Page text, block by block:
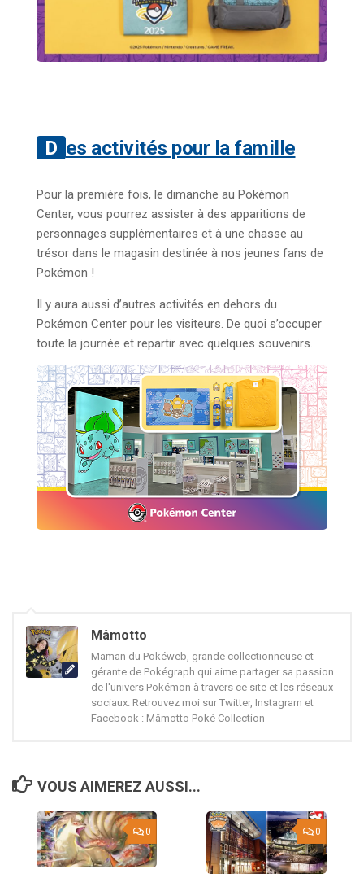
Des activités pour la famille
Pour la première fois, le dimanche au Pokémon
Center, vous pourrez assister à des apparitions de
personnages supplémentaires et à une chasse au
trésor dans le magasin destinée à nos jeunes fans de
Pokémon !
Il y aura aussi d’autres activités en dehors du
Pokémon Center pour les visiteurs. De quoi s’occuper
toute la journée et repartir avec quelques souvenirs.
Mâmotto
Maman du Pokéweb, grande collectionneuse et
gérante de Pokégraph qui aime partager sa passion
de l'univers Pokémon à travers ce site et les réseaux
sociaux. Retrouvez moi sur Twitter, Instagram et
Facebook : Mâmotto Poké Collection
VOUS AIMEREZ AUSSI...
0 0